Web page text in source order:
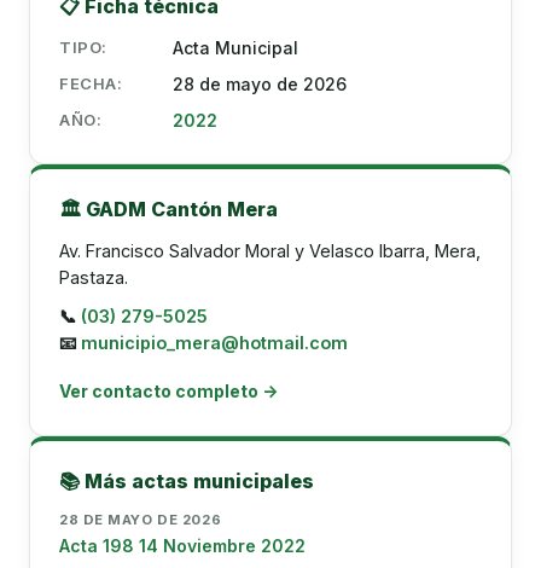
📋 Ficha técnica
TIPO: Acta Municipal
FECHA: 28 de mayo de 2026
AÑO: 2022
🏛️ GADM Cantón Mera
Av. Francisco Salvador Moral y Velasco Ibarra, Mera,
Pastaza.
📞 (03) 279-5025
📧 municipio_mera@hotmail.com
Ver contacto completo →
📚 Más actas municipales
28 DE MAYO DE 2026
Acta 198 14 Noviembre 2022